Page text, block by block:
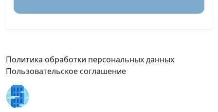
Политика обработки персональных данных
Пользовательское соглашение